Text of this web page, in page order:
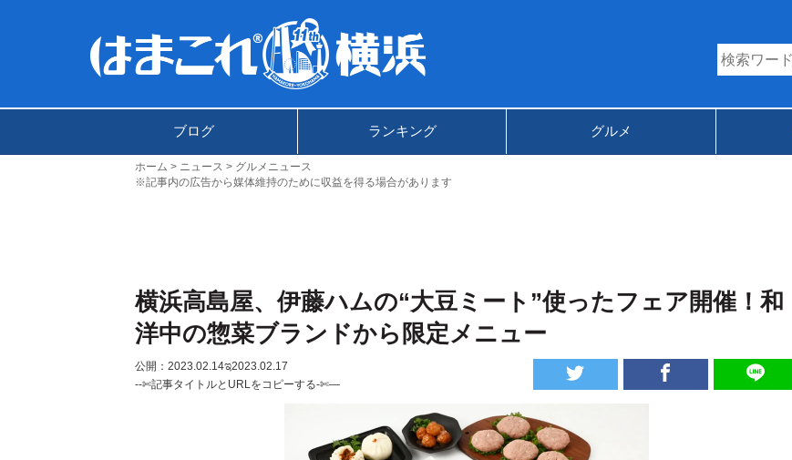
ブログ ランキング グルメ
ホーム ニュース
グルメニュース
※記事内の広告から媒体維持のために収益を得る場合があります
横浜高島屋、伊藤ハムの“大豆ミート”使ったフェア開催！和
洋中の惣菜ブランドから限定メニュー
公開：2023.02.14ಇ2023.02.17
--✄記事タイトルとURLをコピーする-✄—